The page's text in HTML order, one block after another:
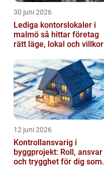
30 juni 2026
Lediga kontorslokaler i
malmö så hittar företag
rätt läge, lokal och villkor
12 juni 2026
Kontrollansvarig i
byggprojekt: Roll, ansvar
och trygghet för dig som